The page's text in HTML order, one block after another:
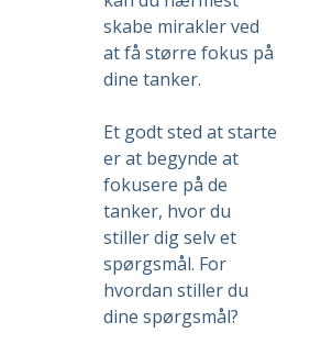
skabe mirakler ved
at få større fokus på
dine tanker.
Et godt sted at starte
er at begynde at
fokusere på de
tanker, hvor du
stiller dig selv et
spørgsmål. For
hvordan stiller du
dine spørgsmål?